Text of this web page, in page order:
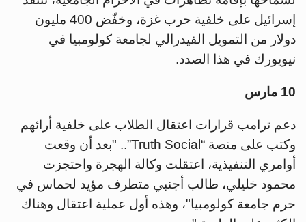
إسرائيل على خلفية حرب غزة، وخفّض 400 مليون
دولار من التمويل الفيدرالي لجامعة كولومبيا في
نيويورك في هذا الصدد.
10 مارس
دعم ترامب قرارات اعتقال الطلاب على خلفية أرائهم
وكتب على منصة “Truth Social”.. "بعد أن وقعت
أوامري التنفيذية، اعتقلت وكالة الهجرة واحتجزت
محمود خليلي، طالب أجنبي متطرف مؤيد لحماس في
حرم جامعة كولومبيا"، وهذه أول عملية اعتقال وهناك